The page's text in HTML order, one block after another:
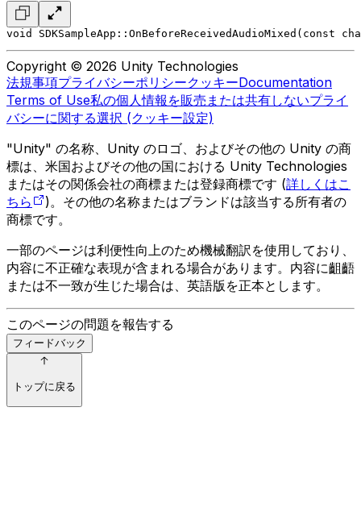
void
Copyright © 2026 Unity Technologies
法規事項プライバシーポリシークッキーDocumentation
Terms of Use私の個人情報を販売または共有しないプライ
バシーに関する選択 (クッキー設定)
"Unity" の名称、Unity のロゴ、およびその他の Unity の商
標は、米国およびその他の国における Unity Technologies
またはその関係会社の商標または登録商標です (詳しくはこ
ちら
)。その他の名称またはブランドは該当する所有者の
商標です。
一部のページは利便性向上のため機械翻訳を使用しており、
内容に不正確な表現が含まれる場合があります。内容に齟齬
または不一致が生じた場合は、英語版を正本とします。
このページの問題を報告する
フィードバック
トップに戻る